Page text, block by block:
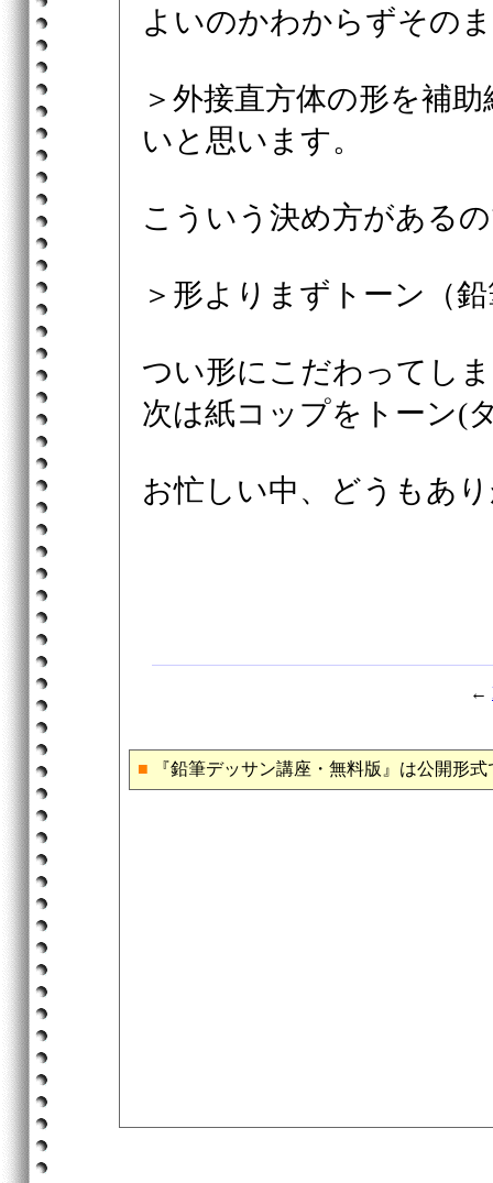
よいのかわからずその
＞外接直方体の形を補
いと思います。
こういう決め方がある
＞形よりまずトーン（
つい形にこだわってし
次は紙コップをトーン(
お忙しい中、どうもあ
←
■ 『鉛筆デッサン講座・無料版』は公開形